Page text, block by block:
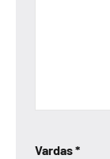
Vardas*